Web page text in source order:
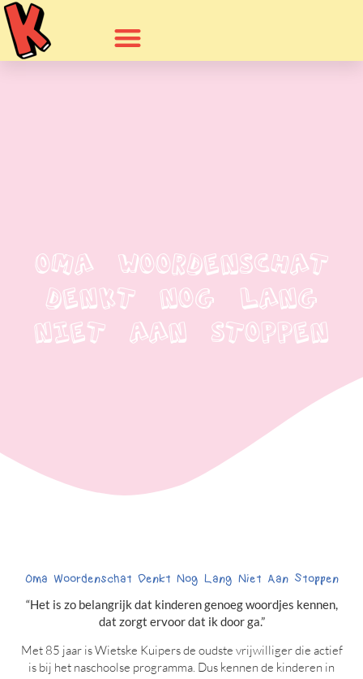
Oma Woordenschat
Denkt Nog Lang
Niet Aan Stoppen
Oma Woordenschat Denkt Nog Lang Niet Aan Stoppen
“Het is zo belangrijk dat kinderen genoeg woordjes kennen,
dat zorgt ervoor dat ik door ga.”
Met 85 jaar is Wietske Kuipers de oudste vrijwilliger die actief
is bij het naschoolse programma. Dus kennen de kinderen in